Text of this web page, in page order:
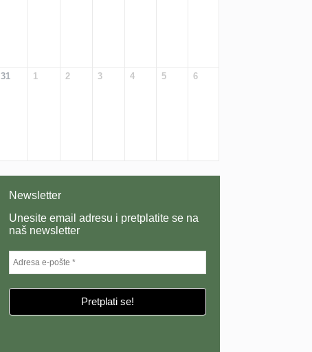
31 1 2 3 4 5 6
Newsletter
Unesite email adresu i pretplatite se na
naš newsletter